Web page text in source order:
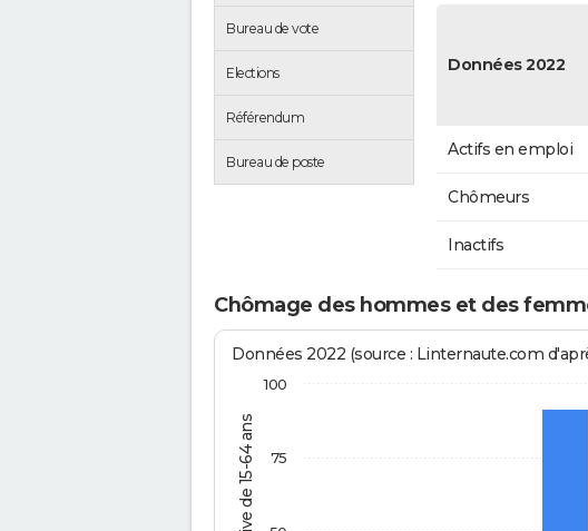
Bureau de vote
Elections
Référendum
Bureau de poste
Données 2022
Actifs en emploi
Chômeurs
Inactifs
Chômage des hommes et des
Données 2022 (source : Linternaute.com
75
100